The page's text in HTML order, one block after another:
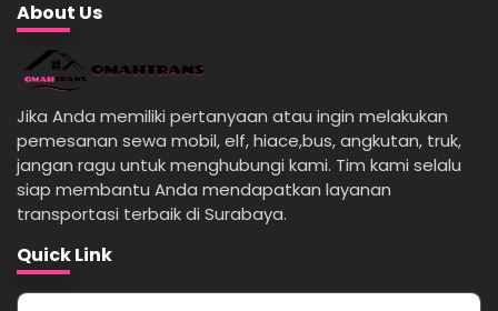
About Us
Jika Anda memiliki pertanyaan atau ingin melakukan
pemesanan sewa mobil, elf, hiace,bus, angkutan, truk,
jangan ragu untuk menghubungi kami. Tim kami selalu
siap membantu Anda mendapatkan layanan
transportasi terbaik di Surabaya.
Quick Link